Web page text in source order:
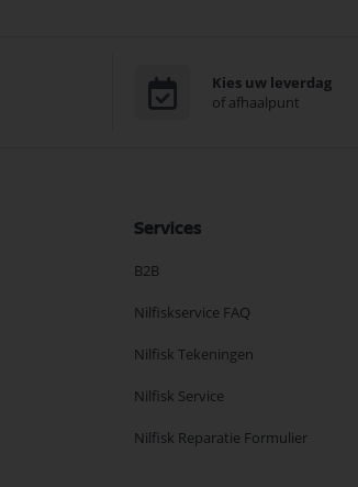
Kies uw leverdag
of afhaalpunt
Services
B2B
Nilfiskservice FAQ
Nilfisk Tekeningen
Nilfisk Service
Nilfisk Reparatie Formulier